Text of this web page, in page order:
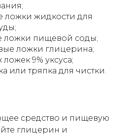
ложки жидкости для
ложки пищевой соды;
ложки глицерина;
ложек 9% уксуса;
или тряпка для чистки.
средство и пищевую
глицерин и